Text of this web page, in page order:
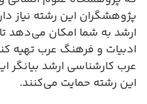
پژوهشگران این رشته نیاز
ارشد به شما امکان می‌دهد
ادبیات و فرهنگ عرب تهیه
عرب کارشناسی ارشد بیانگر
این رشته حمایت می‌کنند.